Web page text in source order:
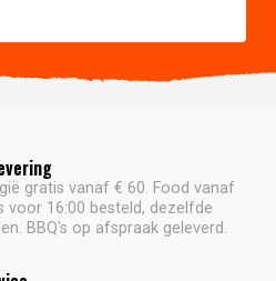
gratis vanaf € 60. Food vanaf
voor 16:00 besteld, dezelfde
BBQ's op afspraak geleverd.